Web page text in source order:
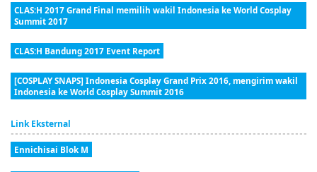
CLAS:H 2017 Grand Final memilih wakil Indonesia ke World Cosplay
Summit 2017
CLAS:H Bandung 2017 Event Report
[COSPLAY SNAPS] Indonesia Cosplay Grand Prix 2016, mengirim wakil
Indonesia ke World Cosplay Summit 2016
Link Eksternal
Ennichisai Blok M